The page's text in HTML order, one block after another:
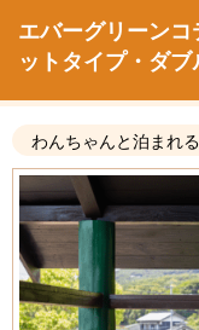
エバーグリーン
ットタイプ・ダ
わんちゃんと泊まれ